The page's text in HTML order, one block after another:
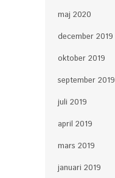
maj 2020
december 2019
oktober 2019
september 2019
juli 2019
april 2019
mars 2019
januari 2019